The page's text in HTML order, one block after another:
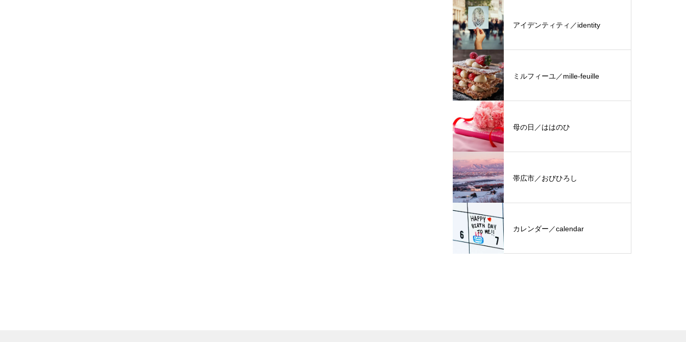
アイデンティティ／identity
ミルフィーユ／mille-feuille
母の日／ははのひ
帯広市／おびひろし
カレンダー／calendar